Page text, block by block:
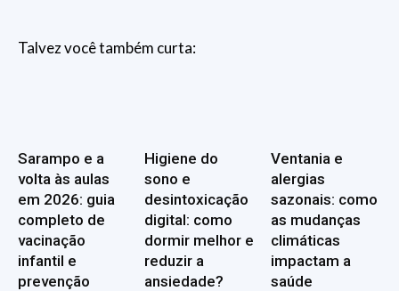
Talvez você também curta:
Sarampo e a
volta às aulas
em 2026: guia
completo de
vacinação
infantil e
prevenção
Higiene do
sono e
desintoxicação
digital: como
dormir melhor e
reduzir a
ansiedade?
Ventania e
alergias
sazonais: como
as mudanças
climáticas
impactam a
saúde